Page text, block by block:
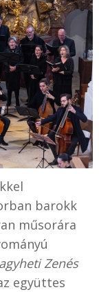
barokk
műsorára
Zenés
együttes